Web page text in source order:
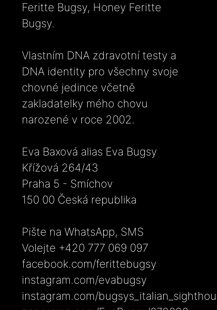
Feritte Bugsy, Honey Feritte
Bugsy.
Vlastním DNA zdravotní testy a
DNA identity pro všechny svoje
chovné jedince včetně
zakladatelky mého chovu
narozené v roce 2002.
Eva Baxová alias Eva Bugsy
Křížová 264/43
Praha 5 - Smíchov
150 00 Česká republika
Pište na WhatsApp, SMS
Volejte +420 777 069 097
facebook.com/ferittebugsy
instagram.com/evabugsy
instagram.com/